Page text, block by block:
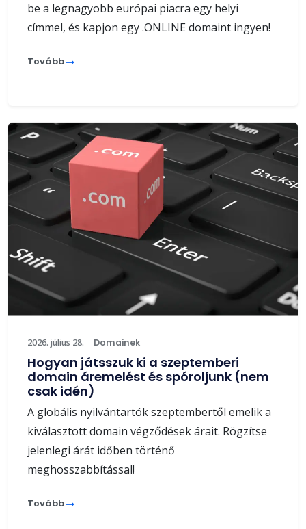
be a legnagyobb európai piacra egy helyi
címmel, és kapjon egy .ONLINE domaint ingyen!
Tovább
2026. július 28. Domainek
Hogyan játsszuk ki a szeptemberi
domain áremelést és spóroljunk (nem
csak idén)
A globális nyilvántartók szeptembertől emelik a
kiválasztott domain végződések árait. Rögzítse
jelenlegi árát időben történő
meghosszabbítással!
Tovább